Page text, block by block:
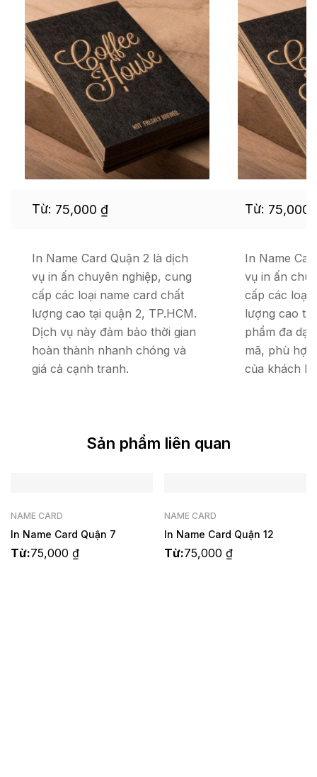
Từ: 75,000 ₫ Từ: 75,000
In Name Card Quận 2 là dịch
vụ in ấn chuyên nghiệp, cung
cấp các loại name card chất
lượng cao tại quận 2, TP.HCM.
Dịch vụ này đảm bảo thời gian
hoàn thành nhanh chóng và
giá cả cạnh tranh.
In Name
vụ in ấn
cấp các loại
lượng cao
phẩm đa
mã, phù
của khách
Sản phẩm liên quan
NAME CARD
In Name Card Quận 7
Từ:75,000 ₫
NAME CARD
In Name Card Quận 12
Từ:75,000 ₫